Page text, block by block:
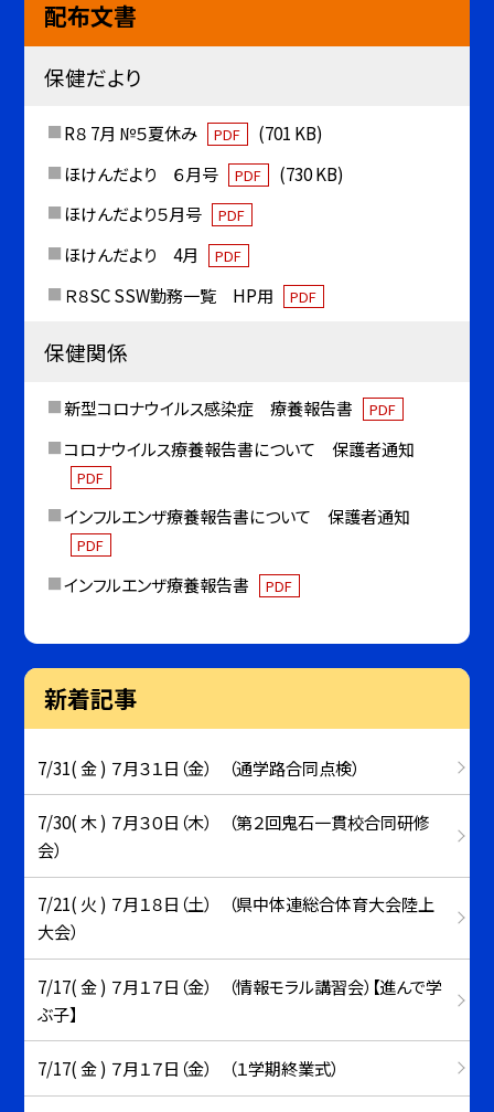
配布文書
保健だより
R８ 7月 №５夏休み PDF
(701 KB)
ほけんだより ６月号
PDF
(730 KB)
ほけんだより５月号
PDF
ほけんだより 4月 PDF
Ｒ８SC SSW勤務一覧 HP用 PDF
保健関係
新型コロナウイルス感染症 療養報告書 PDF
コロナウイルス療養報告書について 保護者通知
PDF
インフルエンザ療養報告書について 保護者通知
PDF
インフルエンザ療養報告書 PDF
新着記事
7/31( 金 ) ７月３１日（金） （通学路合同点検）
7/30( 木 ) ７月３０日（木） （第２回鬼石一貫校合同研修
会）
7/21( 火 ) ７月１８日（土） （県中体連総合体育大会陸上
大会）
7/17( 金 ) ７月１７日（金） （情報モラル講習会）【進んで学
ぶ子】
7/17( 金 ) ７月１７日（金） （１学期終業式）